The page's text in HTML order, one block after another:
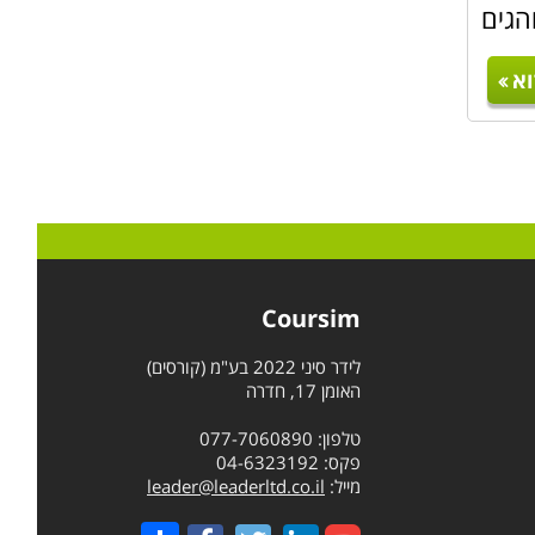
על
בכל
אלו
Coursim
לידר סיני 2022 בע"מ (קורסים)
האומן 17, חדרה
טלפון: 077-7060890
פקס: 04-6323192
מייל: leader@leaderltd.co.il